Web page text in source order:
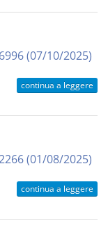
(07/10/2025)
continua a leggere
(01/08/2025)
continua a leggere